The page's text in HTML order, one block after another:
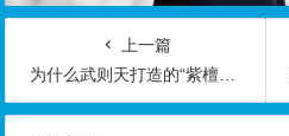
上一篇
为什么武则天打造的“紫檀棺材”里葬了一只鹦鹉